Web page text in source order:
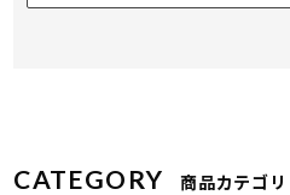
CATEGORY 商品カテゴリ